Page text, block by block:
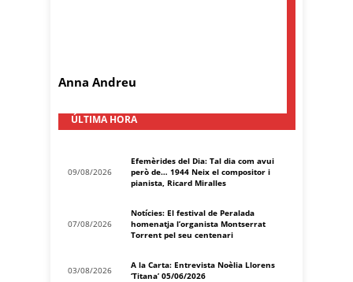
Anna Andreu
ÚLTIMA HORA
09/08/2026
Efemèrides del Dia: Tal dia com avui
però de… 1944 Neix el compositor i
pianista, Ricard Miralles
07/08/2026
Notícies: El festival de Peralada
homenatja l’organista Montserrat
Torrent pel seu centenari
03/08/2026
A la Carta: Entrevista Noèlia Llorens
‘Titana’ 05/06/2026